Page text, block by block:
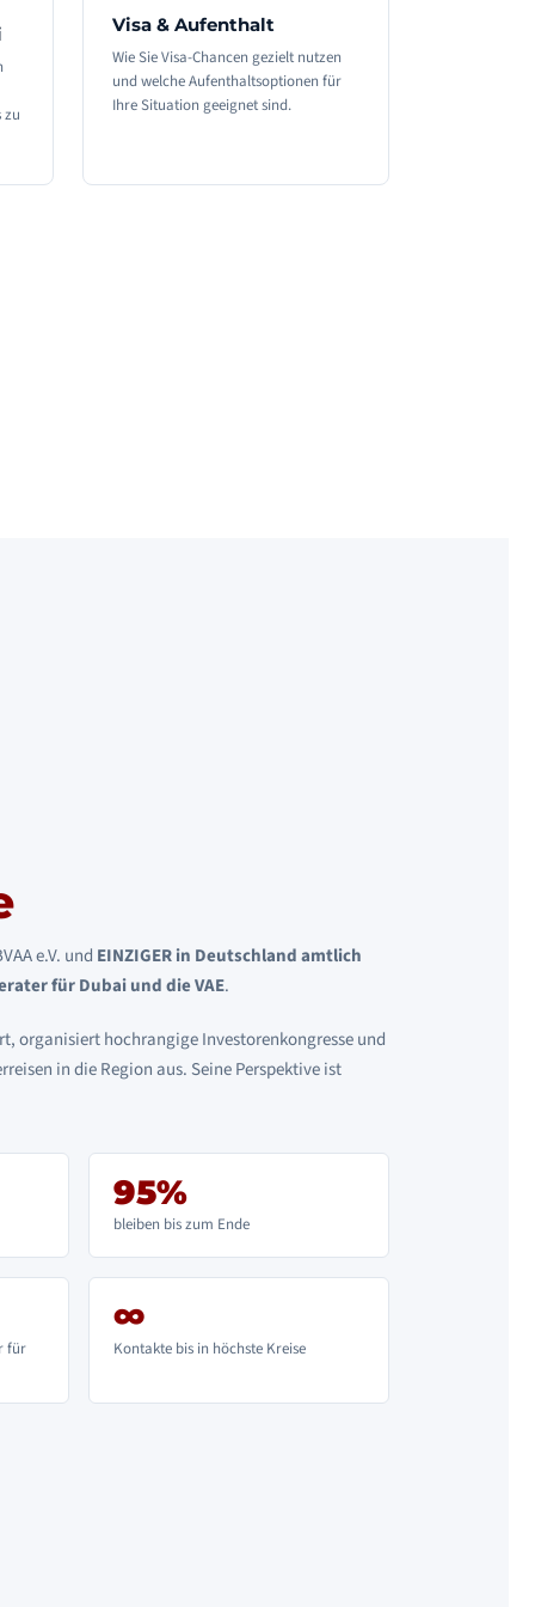
zu
Visa & Aufenthalt
Wie Sie Visa-Chancen gezielt nutzen
und welche Aufenthaltsoptionen für
Ihre Situation geeignet sind.
e.V. und EINZIGER in Deutschland amtlich
für Dubai und die VAE.
organisiert hochrangige Investorenkongresse und
in die Region aus. Seine Perspektive ist
95%
bleiben bis zum Ende
für
∞
Kontakte bis in höchste Kreise